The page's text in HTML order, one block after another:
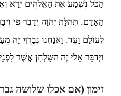
הַכֹּל נִשְׁמָע אֶת הָאֱלֹהִים יְרָא
הָאָדָם. תְּהִלַּת יְהֹוָה יְדַבֶּר פִּי
לְעוֹלָם וָעֶד. וַאֲנַחְנוּ נְבָרֵךְ יָהּ
וַיְדַבֵּר אֵלַי זֶה הַשֻּׁלְחָן אֲשֶׁר
זימון (אם אכלו שלושה